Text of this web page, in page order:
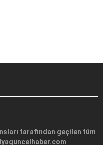
tarafından geçilen tüm